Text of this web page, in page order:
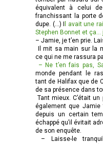
équivalent à celui
franchissant la porte
dupe. (…) I l avait une
Stephen Bonnet et ça…
– Jamie, je t’en prie.
Il mit sa main sur la
ce qui ne me rassura
– Ne t’en fais pas,
monde pendant le
tant de Halifax que de
de sa présence dans
Tant mieux. C’était
également que
depuis un certain
échappé qu’il évitait
de son enquête.
– Laisse-le